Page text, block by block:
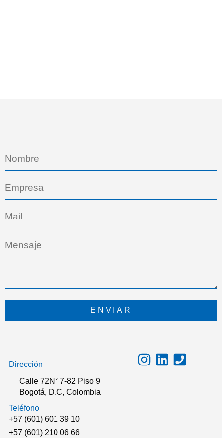
ENVIAR
Dirección
Calle 72N° 7-82 Piso 9
Bogotá, D.C, Colombia
Teléfono
+57 (601) 601 39 10
+57 (601) 210 06 66